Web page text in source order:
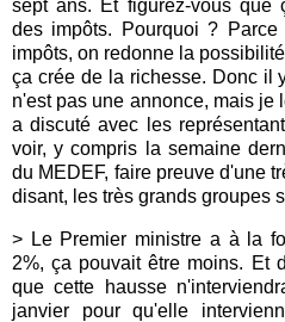
sept ans. Et figurez-vous que
des impôts. Pourquoi ?
impôts, on redonne la
ça crée de la richesse. Donc il
n'est pas une annonce, mais je
a discuté avec les
voir, y compris la semaine
du MEDEF, faire preuve d'une
disant, les très grands groupes
> Le Premier ministre a à la
2%, ça pouvait être moins. Et
que cette hausse
janvier pour qu'elle